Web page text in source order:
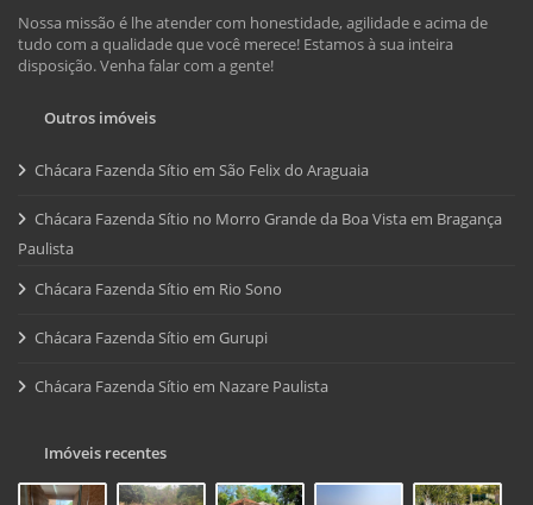
Nossa missão é lhe atender com honestidade, agilidade e acima de
tudo com a qualidade que você merece! Estamos à sua inteira
disposição. Venha falar com a gente!
Outros imóveis
Chácara Fazenda Sítio em São Felix do Araguaia
Chácara Fazenda Sítio no Morro Grande da Boa Vista em Bragança
Paulista
Chácara Fazenda Sítio em Rio Sono
Chácara Fazenda Sítio em Gurupi
Chácara Fazenda Sítio em Nazare Paulista
Imóveis recentes